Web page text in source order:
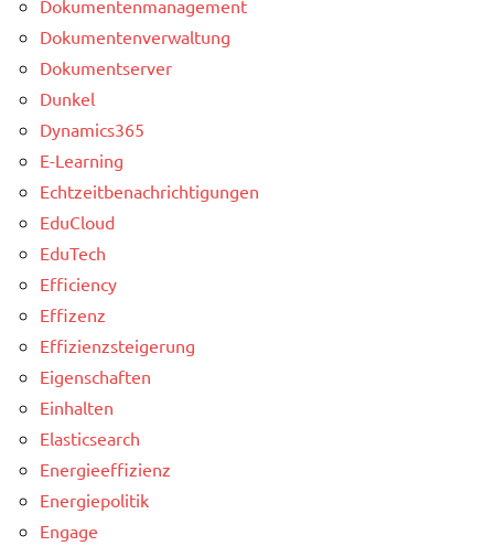
Dokumentenmanagement
Dokumentenverwaltung
Dokumentserver
Dunkel
Dynamics365
E-Learning
Echtzeitbenachrichtigungen
EduCloud
EduTech
Efficiency
Effizenz
Effizienzsteigerung
Eigenschaften
Einhalten
Elasticsearch
Energieeffizienz
Energiepolitik
Engage